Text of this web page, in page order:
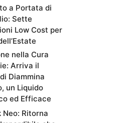
a Portata di
Sette
Low Cost per
nella Cura
Arriva il
Diammina
un Liquido
ed Efficace
Neo: Ritorna